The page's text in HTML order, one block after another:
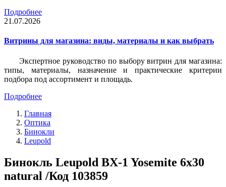
Подробнее
21.07.2026
Витрины для магазина: виды, материалы и как выбрать
Экспертное руководство по выбору витрин для магазина:
типы, материалы, назначение и практические критерии
подбора под ассортимент и площадь.
Подробнее
Главная
Оптика
Бинокли
Leupold
Бинокль Leupold BX-1 Yosemite 6x30
natural /Код 103859